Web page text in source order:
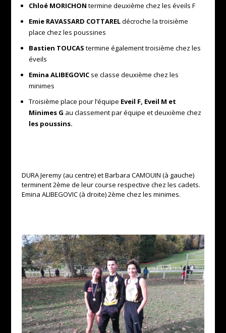
Chloé MORICHON termine deuxième chez les éveils F
Emie RAVASSARD COTTARELdécroche la troisième
place chez les poussines
Bastien TOUCAS termine également troisième chez les
éveils
Emina ALIBEGOVIC se classe deuxième chez les
minimes
Troisième place pour l’équipe Eveil F, Eveil M et
Minimes G au classement par équipe et deuxième chez
les poussins.
DURA Jeremy (au centre) et Barbara CAMOUIN (à gauche)
terminent 2ème de leur course respective chez les cadets.
Emina ALIBEGOVIC (à droite) 2ème chez les minimes.